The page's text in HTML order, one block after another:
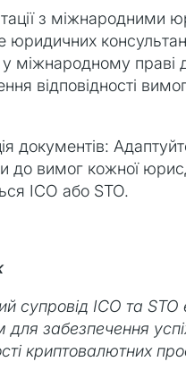
з міжнародними
юридичних
міжнародному праві
відповідності
документів:
до вимог кожної
ICO або STO.
супровід ICO та STO
забезпечення
криптовалютних